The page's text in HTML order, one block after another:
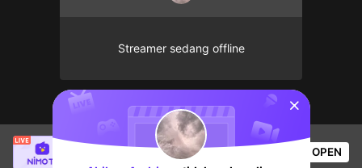
Streamer sedang offline
Thầy Giáo Mười sedang siaran langsung!
League of Legends
4.3k OPEN
sentinelStart